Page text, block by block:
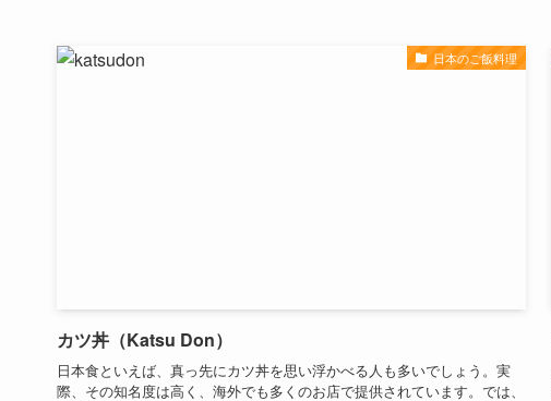
日本のご飯料理
カツ丼（Katsu Don）
日本食といえば、真っ先にカツ丼を思い浮かべる人も多いでしょう。実
際、その知名度は高く、海外でも多くのお店で提供されています。では、